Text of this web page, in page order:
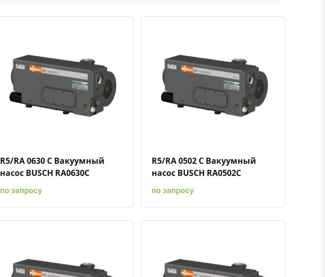
Быстрый просмотрДобавить к сравнениюДобавить в избранное
R5/RA 0630 C Вакуумный
насос BUSCH RA0630C
по запросу
Быстрый просмотрДобавить к сравнениюДобавить в избранное
R5/RA 0502 C Вакуумный
насос BUSCH RA0502C
по запросу